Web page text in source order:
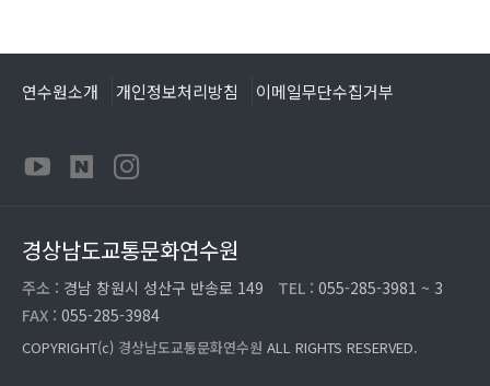
연수원소개 개인정보처리방침 이메일무단수집거부
경상남도교통문화연수원
주소 : 경남 창원시 성산구 반송로 149 TEL : 055-285-3981 ~ 3
FAX : 055-285-3984
COPYRIGHT(c) 경상남도교통문화연수원 ALL RIGHTS RESERVED.